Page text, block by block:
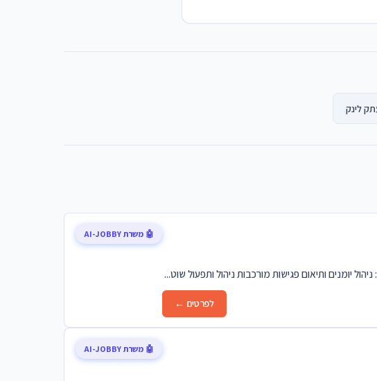
לינק
לפרטים ←
🤖 משרת AI-JOBBY
🤖 משרת AI-JOBBY